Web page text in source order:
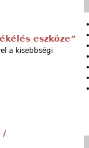
eszköze”
a kisebbségi
/